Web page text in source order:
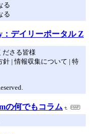
る
る
：デイリーポータル Z
ださる皆様
| 情報収集について | 特
の何でもコラム